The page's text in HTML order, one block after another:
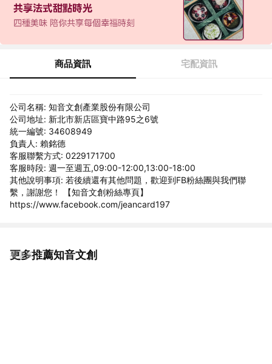
商品資訊 宅配資訊
公司名稱: 知音文創產業股份有限公司
公司地址: 新北市新店區寶中路95之6號
統一編號: 34608949
負責人: 賴銘德
客服聯繫方式: 0229171700
客服時段: 週一至週五,09:00-12:00,13:00-18:00
其他說明事項: 若後續還有其他問題，歡迎到FB粉絲團與我們聯
繫，謝謝您！ 【知音文創粉絲專頁】
https://www.facebook.com/jeancard197
更多推薦知音文創
看更多